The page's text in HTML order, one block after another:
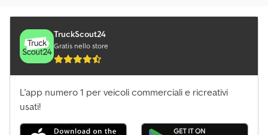
TruckScout24
Gratis nello store
L'app numero 1 per veicoli commerciali e ricreativi
usati!